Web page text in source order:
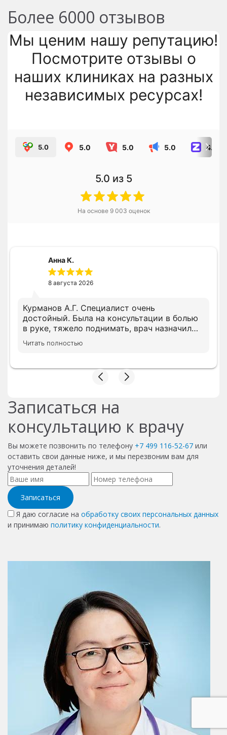
Более 6000 отзывов
Мы ценим нашу репутацию!
Посмотрите отзывы о
наших клиниках на разных
независимых ресурсах!
5.0 5.0 5.0 5.0 4.8
5.0 из 5
На основе 9 003 оценок
Анна К.
8 августа 2026
Курманов А.Г. Специалист очень
достойный. Была на консультации в болью
в руке, тяжело поднимать, врач назначил
все необходимое лечение сразу, просил
дождать анализы несколько показателей,
лечение с учетом показателей. В клинике с
вниманием относятся, следят за записью.
Читать полностью
Записаться на
консультацию к врачу
Вы можете позвонить по телефону +7 499 116-52-67 или
оставить свои данные ниже, и мы перезвоним вам для
уточнения деталей!
Записаться
Я даю согласие на обработку своих персональных данных
и принимаю политику конфиденциальности.